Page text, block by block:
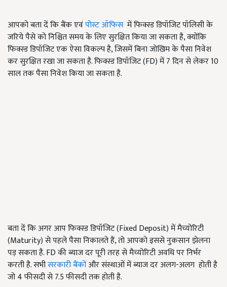
आपको बता दें कि बैंक एवंपोस्ट ऑफिस में फिक्स्ड डिपॉजिट पॉलिसी के
जरिये पैसे को निश्चित समय के लिए सुरक्षित किया जा सकता है, क्योंकि
फिक्स्ड डिपॉजिट एक ऐसा विकल्प है, जिसमें बिना जोखिम के पैसा निवेश
कर सुरक्षित रखा जा सकता है. फिक्स्ड डिपॉजिट (FD) में 7 दिन से लेकर 10
साल तक पैसा निवेश किया जा सकता है.
बता दें कि अगर आप फिक्स्ड डिपॉजिट (Fixed Deposit) में मैच्योरिटी
(Maturity) से पहले पैसा निकालते हैं, तो आपको इससे नुकसान झेलना
पड़ सकता है. FD की ब्याज दर पूरी तरह से मैच्योरिटी अवधि पर निर्भर
करती है. सभीसरकारी बैंकोंऔर संस्थाओं में ब्याज दर अलग-अलग होती है
जो 4 फीसदी से 7.5 फीसदी तक होती है.